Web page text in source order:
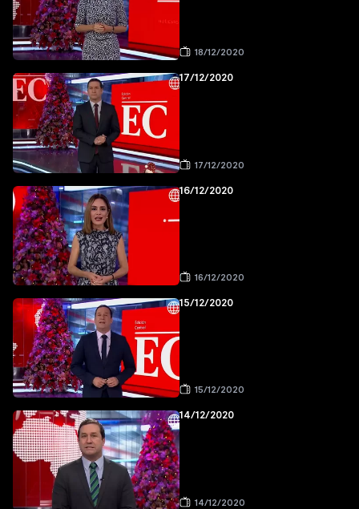
18/12/2020
17/12/2020
17/12/2020
16/12/2020
16/12/2020
15/12/2020
15/12/2020
14/12/2020
14/12/2020